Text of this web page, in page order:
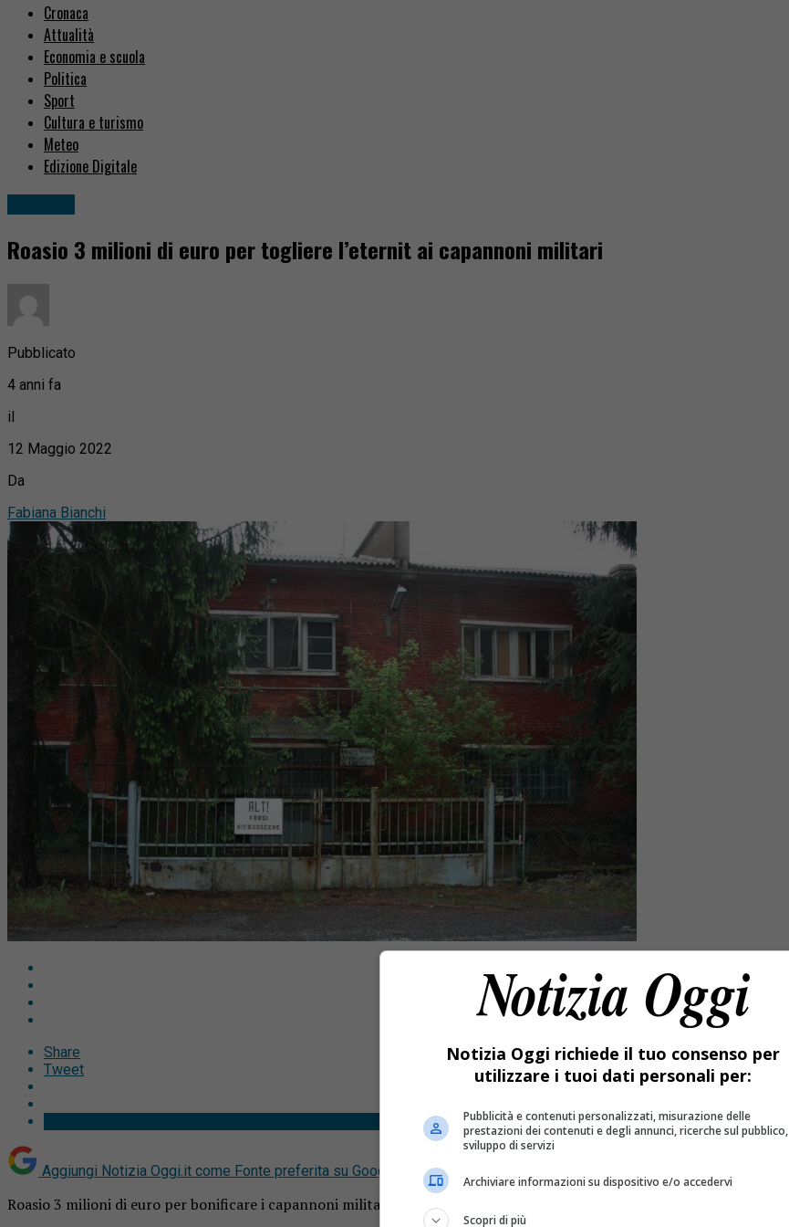
Cronaca
Attualità
Economia e scuola
Politica
Sport
Cultura e turismo
Meteo
Edizione Digitale
Roasio 3 milioni di euro per togliere l’eternit ai capannoni militari
Pubblicato
4 anni fa
il
12 Maggio 2022
Da
Fabiana Bianchi
Share
Tweet
Aggiungi Notizia Oggi.it come Fonte preferita su Google
Roasio 3 milioni di euro per bonificare i capannoni militari abbandonati.
Notizia Oggi richiede il tuo consenso per
utilizzare i tuoi dati personali per:
Pubblicità e contenuti personalizzati, misurazione delle
prestazioni dei contenuti e degli annunci, ricerche sul pubblico,
sviluppo di servizi
Archiviare informazioni su dispositivo e/o accedervi
Scopri di più